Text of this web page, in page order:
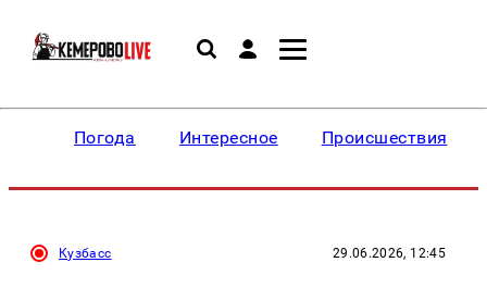
Погода Интересное Происшествия
Кузбасс 29.06.2026, 12:45